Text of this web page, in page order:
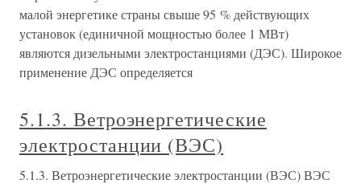
малой энергетике страны свыше 95 % действующих
установок (единичной мощностью более 1 МВт)
являются дизельными электростанциями (ДЭС). Широкое
применение ДЭС определяется
5.1.3. Ветроэнергетические
электростанции (ВЭС)
5.1.3. Ветроэнергетические электростанции (ВЭС) ВЭС